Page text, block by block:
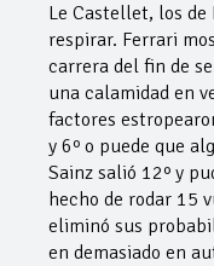
Le Castellet, los
respirar. Ferrari
carrera del fin de
una calamidad en
factores
y 6º o puede que
Sainz salió 12º y
hecho de rodar 15
eliminó sus
en demasiado en